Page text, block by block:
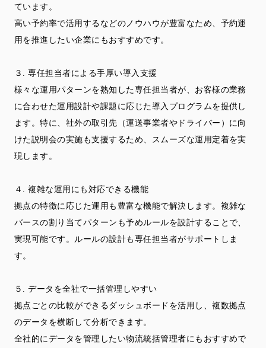
ています。
高い予約率で活用するなどのノウハウが豊富なため、予約運
用を推進したい企業にもおすすめです。
３. 専任担当者による手厚い導入支援
様々な運用パターンを熟知した専任担当者が、お客様の業務
に合わせた運用設計や課題に応じた導入プログラムを提供し
ます。特に、社外の取引先（運送事業者やドライバー）に向
けた説明会の実施も支援するため、スムーズな運用定着を実
現します。
４. 複雑な運用にも対応できる機能
拠点の特徴に応じた運用も豊富な機能で解決します。複雑な
バースの割り当てパターンも予めルールを設計することで、
実現可能です。ルールの設計も専任担当者がサポートしま
す。
５. データを全社で一括管理しやすい
拠点ごとの比較ができるダッシュボードを活用し、複数拠点
のデータを横断して分析できます。
全社的にデータを管理したい物流統括管理者にもおすすめで